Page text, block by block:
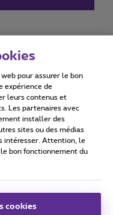
statement
pour assurer le bon
expérience de
leurs contenus et
Les partenaires avec
installer des
sites ou des médias
intéresser. Attention, le
bon fonctionnement du
cookies